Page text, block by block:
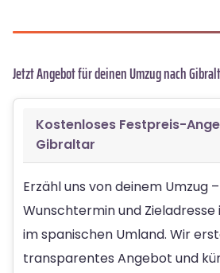
Jetzt Angebot für deinen Umzug nach
Kostenloses Festpreis-
Gibraltar
Erzähl uns von deinem Umzug
Wunschtermin und
im spanischen Umland. Wir
transparentes Angebot und